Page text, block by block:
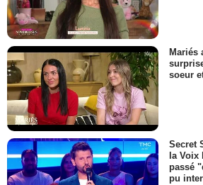
Mariés
soeur
Secret
la Voix
passé
pu